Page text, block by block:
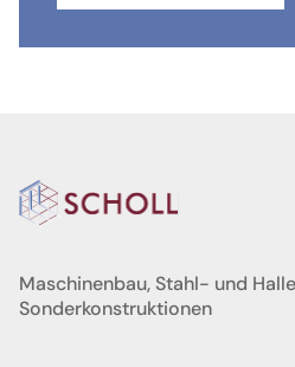
Maschinenbau, Stahl- und
Sonderkonstruktionen